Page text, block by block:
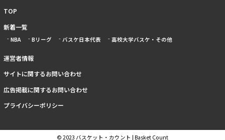
TOP
新着一覧
NBA Bリーグ バスケ日本代表 高校大学バスケ・その他
運営者情報
サイトに関するお問い合わせ
広告掲載に関するお問い合わせ
プライバシーポリシー
© 2023 バスケット・カウント | Basket Count